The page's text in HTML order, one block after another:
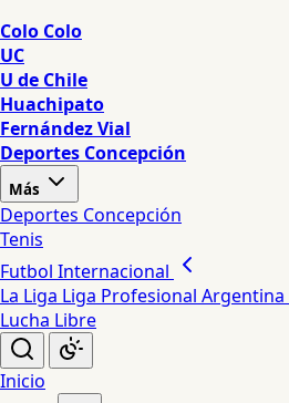
Colo Colo
UC
U de Chile
Huachipato
Fernández Vial
Deportes Concepción
Más
Deportes Concepción
Tenis
Futbol Internacional
La Liga Liga Profesional Argentina
Lucha Libre
Inicio